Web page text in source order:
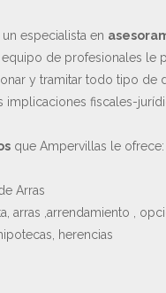
especialista en
de profesionales le
y tramitar todo tipo
fiscales-
que Ampervillas le ofrece:
Arras
arras ,arrendamiento ,
herencias